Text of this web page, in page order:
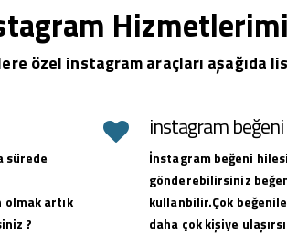
özel instagram araçları aşağıda
sürede
artık
?
instagram
İnstagram beğeni
gönderebilirsiniz
kullanbilir.Çok
daha çok kişiye